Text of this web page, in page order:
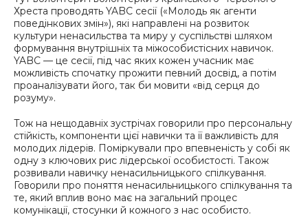
Хреста проводять YABC сесії («Молодь як агенти
поведінкових змін»), які направлені на розвиток
культури ненасильства та миру у суспільстві шляхом
формування внутрішніх та міжособистісних навичок.
YABC — це сесії, під час яких кожен учасник має
можливість спочатку прожити певний досвід, а потім
проаналізувати його, так би мовити «від серця до
розуму».
Тож на нещодавніх зустрічах говорили про персональну
стійкість, компоненти цієї навички та її важливість для
молодих лідерів. Поміркували про впевненість у собі як
одну з ключових рис лідерської особистості. Також
розвивали навичку ненасильницького спілкування.
Говорили про поняття ненасильницького спілкування та
те, який вплив воно має на загальний процес
комунікації, стосунки й кожного з нас особисто.